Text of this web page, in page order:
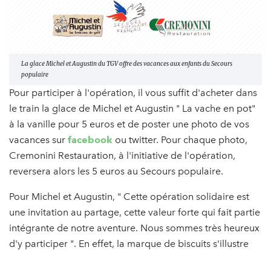
La glace Michel et Augustin du TGV offre des vacances aux enfants du Secours
populaire
Pour participer à l'opération, il vous suffit d'acheter dans
le train la glace de Michel et Augustin " La vache en pot"
à la vanille pour 5 euros et de poster une photo de vos
vacances sur facebook ou twitter. Pour chaque photo,
Cremonini Restauration, à l'initiative de l'opération,
reversera alors les 5 euros au Secours populaire.
Pour Michel et Augustin, " Cette opération solidaire est
une invitation au partage, cette valeur forte qui fait partie
intégrante de notre aventure. Nous sommes très heureux
d'y participer ". En effet, la marque de biscuits s'illustre